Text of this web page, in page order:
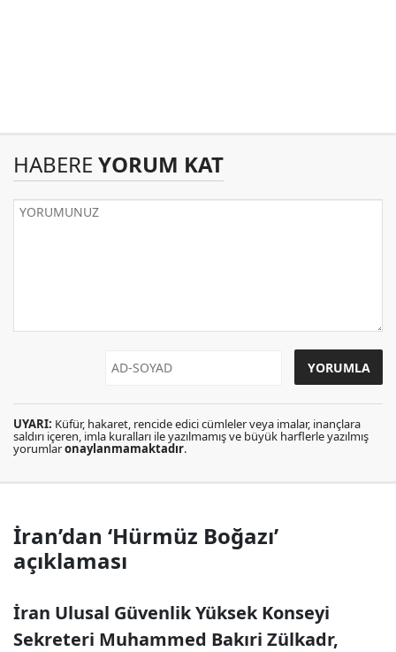
HABERE YORUM KAT
UYARI: Küfür, hakaret, rencide edici cümleler veya imalar, inançlara
saldırı içeren, imla kuralları ile yazılmamış ve büyük harflerle yazılmış
yorumlaronaylanmamaktadır.
İran’dan ‘Hürmüz Boğazı’
açıklaması
İran Ulusal Güvenlik Yüksek Konseyi
Sekreteri Muhammed Bakıri Zülkadr,